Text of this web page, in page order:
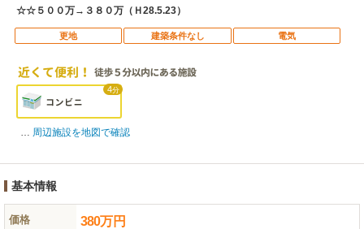
☆☆５００万→３８０万（Ｈ28.5.23）
更地 建築条件なし 電気
4分
周辺施設を地図で確認
基本情報
価格 380万円